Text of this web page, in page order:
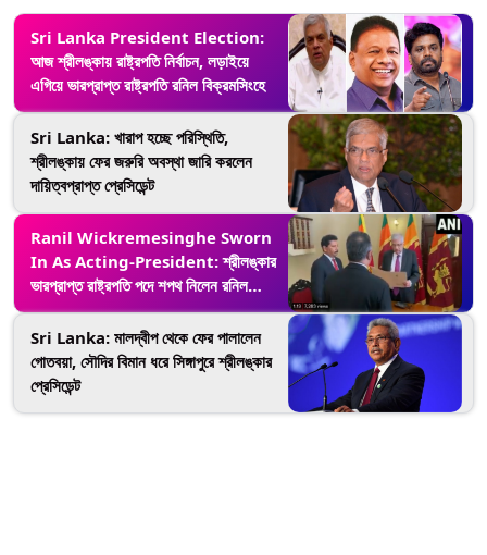
Sri Lanka President Election:
আজ শ্রীলঙ্কায় রাষ্ট্রপতি নির্বাচন, লড়াইয়ে
এগিয়ে ভারপ্রাপ্ত রাষ্ট্রপতি রনিল বিক্রমসিংহে
Sri Lanka: খারাপ হচ্ছে পরিস্থিতি,
শ্রীলঙ্কায় ফের জরুরি অবস্থা জারি করলেন
দায়িত্বপ্রাপ্ত প্রেসিডেন্ট
Ranil Wickremesinghe Sworn
In As Acting-President: শ্রীলঙ্কার
ভারপ্রাপ্ত রাষ্ট্রপতি পদে শপথ নিলেন রনিল
বিক্রমা সিঙ্ঘে, দেখুন ভিডিও
Sri Lanka: মালদ্বীপ থেকে ফের পালালেন
গোতবয়া, সৌদির বিমান ধরে সিঙ্গাপুরে শ্রীলঙ্কার
প্রেসিডেন্ট